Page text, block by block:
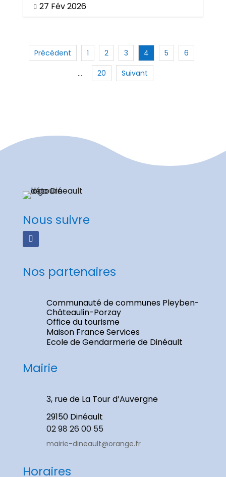
 27 Fév 2026
Précédent 1 2 3 4 5 6
… 20 Suivant
Nous suivre
Nos partenaires
Communauté de communes Pleyben-
Châteaulin-Porzay
Office du tourisme
Maison France Services
Ecole de Gendarmerie de Dinéault
Mairie
3, rue de La Tour d’Auvergne
29150 Dinéault
02 98 26 00 55
mairie-dineault@orange.fr
Horaires